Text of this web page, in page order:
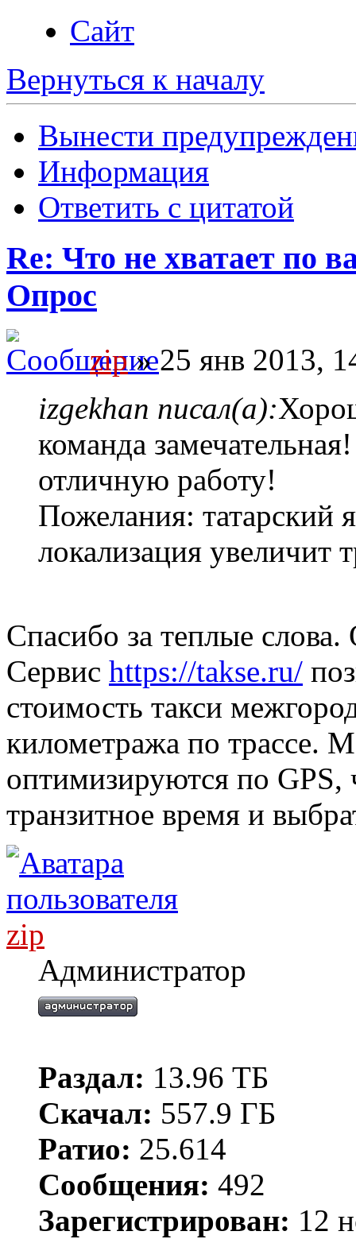
Сайт
Вернуться к началу
Вынести
Информация
Ответить с цитатой
Re: Что не хватает по
Опрос
zip» 25 янв 2013,
izgekhan писал(а):
команда
отличную работу!
Пожелания: татарский
локализация увеличит
Спасибо за теплые
Сервис https://takse.ru/
стоимость такси
километража по трассе.
оптимизируются по GPS,
транзитное время и
zip
Администратор
Раздал: 13.96 ТБ
Скачал: 557.9 ГБ
Ратио: 25.614
Сообщения: 492
Зарегистрирован: 12